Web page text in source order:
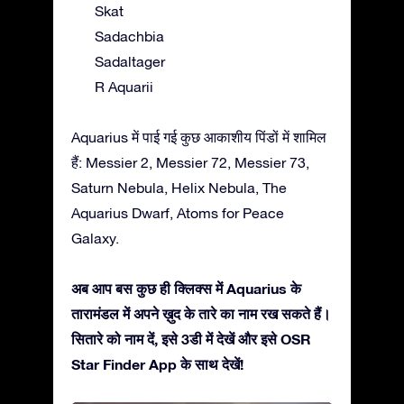
Skat
Sadachbia
Sadaltager
R Aquarii
Aquarius में पाई गई कुछ आकाशीय पिंडों में शामिल
हैं: Messier 2, Messier 72, Messier 73,
Saturn Nebula, Helix Nebula, The
Aquarius Dwarf, Atoms for Peace
Galaxy.
अब आप बस कुछ ही क्लिक्स में Aquarius के
तारामंडल में अपने ख़ुद के तारे का नाम रख सकते हैं।
सितारे को नाम दें, इसे 3डी में देखें और इसे OSR
Star Finder App के साथ देखें!